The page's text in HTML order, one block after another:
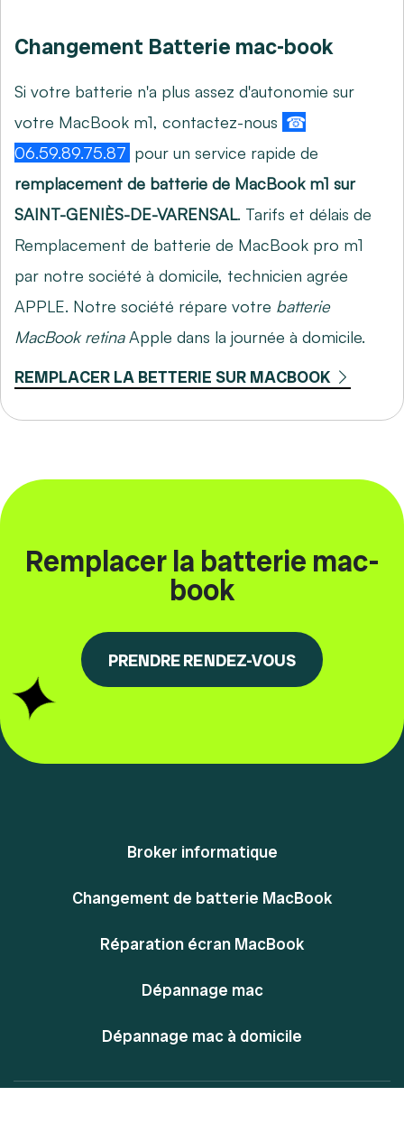
Changement Batterie mac-book
Si votre batterie n'a plus assez d'autonomie sur
votre MacBook m1, contactez-nous ☎
06.59.89.75.87 pour un service rapide de
remplacement de batterie de MacBook m1 sur
SAINT-GENIÈS-DE-VARENSAL. Tarifs et délais de
Remplacement de batterie de MacBook pro m1
par notre société à domicile, technicien agrée
APPLE. Notre société répare votre batterie
MacBook retinaApple dans la journée à domicile.
REMPLACER LA BETTERIE SUR MACBOOK
Remplacer la batterie mac-
book
PRENDRE RENDEZ-VOUS
Broker informatique
Changement de batterie MacBook
Réparation écran MacBook
Dépannage mac
Dépannage mac à domicile